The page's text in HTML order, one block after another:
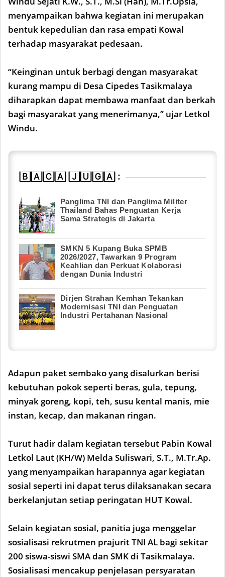
menyampaikan bahwa kegiatan ini merupakan
bentuk kepedulian dan rasa empati Kowal
terhadap masyarakat pedesaan.
“Keinginan untuk berbagi dengan masyarakat
kurang mampu di Desa Cipedes Tasikmalaya
diharapkan dapat membawa manfaat dan berkah
bagi masyarakat yang menerimanya,” ujar Letkol
Windu.
🄱🄰🄲🄰 🄹🅄🄶🄰 :
Panglima TNI dan Panglima Militer
Thailand Bahas Penguatan Kerja
Sama Strategis di Jakarta
SMKN 5 Kupang Buka SPMB
2026/2027, Tawarkan 9 Program
Keahlian dan Perkuat Kolaborasi
dengan Dunia Industri
Dirjen Strahan Kemhan Tekankan
Modernisasi TNI dan Penguatan
Industri Pertahanan Nasional
Adapun paket sembako yang disalurkan berisi
kebutuhan pokok seperti beras, gula, tepung,
minyak goreng, kopi, teh, susu kental manis, mie
instan, kecap, dan makanan ringan.
Turut hadir dalam kegiatan tersebut Pabin Kowal
Letkol Laut (KH/W) Melda Suliswari, S.T., M.Tr.Ap.
yang menyampaikan harapannya agar kegiatan
sosial seperti ini dapat terus dilaksanakan secara
berkelanjutan setiap peringatan HUT Kowal.
Selain kegiatan sosial, panitia juga menggelar
sosialisasi rekrutmen prajurit TNI AL bagi sekitar
200 siswa-siswi SMA dan SMK di Tasikmalaya.
Sosialisasi mencakup penjelasan persyaratan